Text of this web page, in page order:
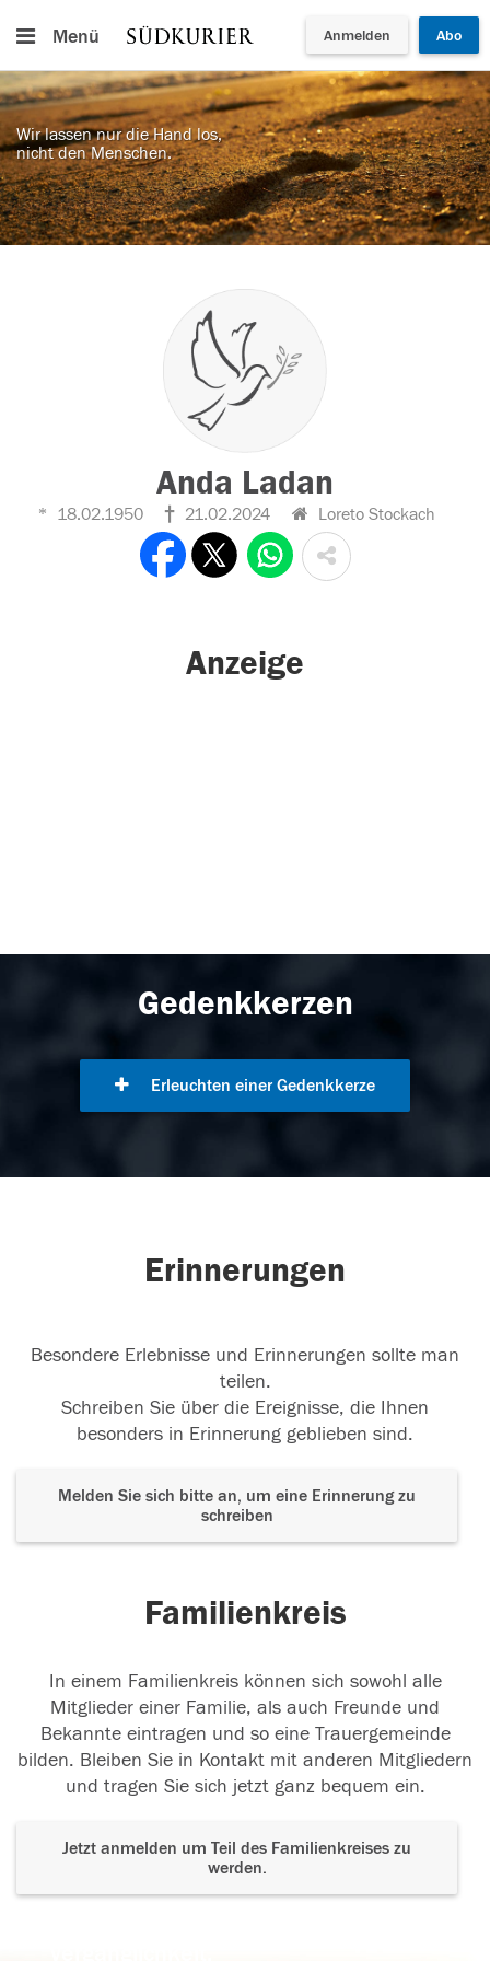
Menü Anmelden Abo
Wir lassen nur die Hand los,
nicht den Menschen.
Anda Ladan
18.02.1950 21.02.2024 Loreto Stockach
Anzeige
Gedenkkerzen
Erleuchten einer Gedenkkerze
Erinnerungen
Besondere Erlebnisse und Erinnerungen sollte man
teilen.
Schreiben Sie über die Ereignisse, die Ihnen
besonders in Erinnerung geblieben sind.
Melden Sie sich bitte an, um eine Erinnerung zu
schreiben
Familienkreis
In einem Familienkreis können sich sowohl alle
Mitglieder einer Familie, als auch Freunde und
Bekannte eintragen und so eine Trauergemeinde
bilden. Bleiben Sie in Kontakt mit anderen Mitgliedern
und tragen Sie sich jetzt ganz bequem ein.
Jetzt anmelden um Teil des Familienkreises zu
werden.